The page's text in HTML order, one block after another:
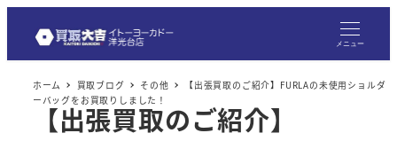
メニュー
ホーム 買取ブログ その他
【出張買取のご紹介】FURLAの未使用ショルダ
ーバッグをお買取りしました！
【出張買取のご紹介】